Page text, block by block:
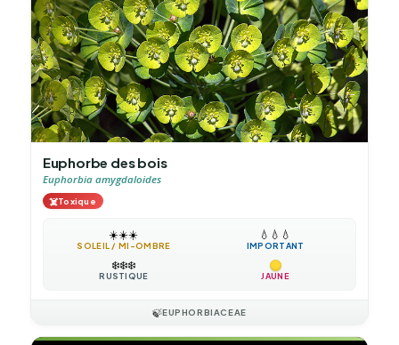
Euphorbe des bois
Euphorbia amygdaloides
☠️Toxique
☀️☀️☀️
SOLEIL / MI-OMBRE
💧 💧 💧
IMPORTANT
❄️❄️❄️
RUSTIQUE JAUNE
🍃EUPHORBIACEAE